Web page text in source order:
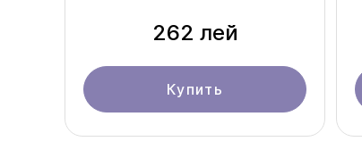
262 лей
Купить